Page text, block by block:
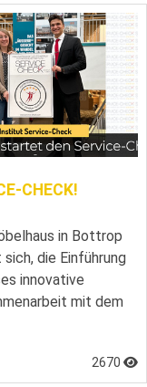
CHECK!
in Bottrop
die Einführung
innovative
mit dem
2670